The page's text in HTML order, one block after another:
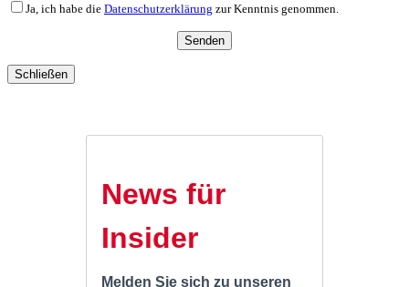
Ja, ich habe die Datenschutzerklärung zur Kenntnis genommen.
Schließen